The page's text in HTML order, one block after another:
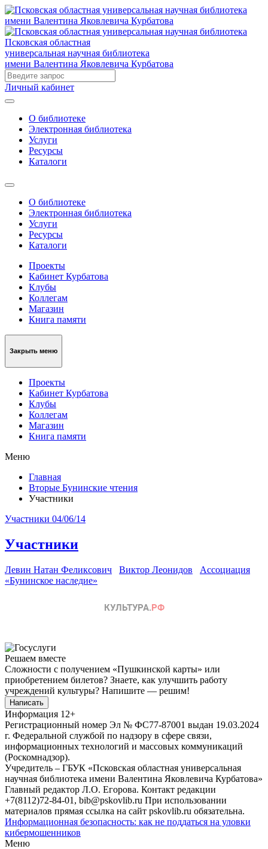
Псковская областная
универсальная научная библиотека
имени Валентина Яковлевича Курбатова
Личный кабинет
О библиотеке
Электронная библиотека
Услуги
Ресурсы
Каталоги
О библиотеке
Электронная библиотека
Услуги
Ресурсы
Каталоги
Проекты
Кабинет Курбатова
Клубы
Коллегам
Магазин
Книга памяти
Закрыть меню
Проекты
Кабинет Курбатова
Клубы
Коллегам
Магазин
Книга памяти
Меню
Главная
Вторые Бунинские чтения
Участники
Участники 04/06/14
Участники
Левин Натан Феликсович Виктор Леонидов
Ассоциация
«Бунинское наследие»
Решаем вместе
Сложности с получением «Пушкинской карты» или
приобретением билетов? Знаете, как улучшить работу
учреждений культуры? Напишите — решим!
Написать
Информация 12+
Регистрационный номер Эл № ФС77-87001 выдан 19.03.2024
г. Федеральной службой по надзору в сфере связи,
информационных технологий и массовых коммуникаций
(Роскомнадзор).
Учредитель – ГБУК «Псковская областная универсальная
научная библиотека имени Валентина Яковлевича Курбатова»
Главный редактор Л.О. Егорова. Контакт редакции
+7(8112)72-84-01, bib@pskovlib.ru При использовании
материалов прямая ссылка на сайт pskovlib.ru обязательна.
Информационная безопасность: как не поддаться на уловки
кибермошенников
Меню